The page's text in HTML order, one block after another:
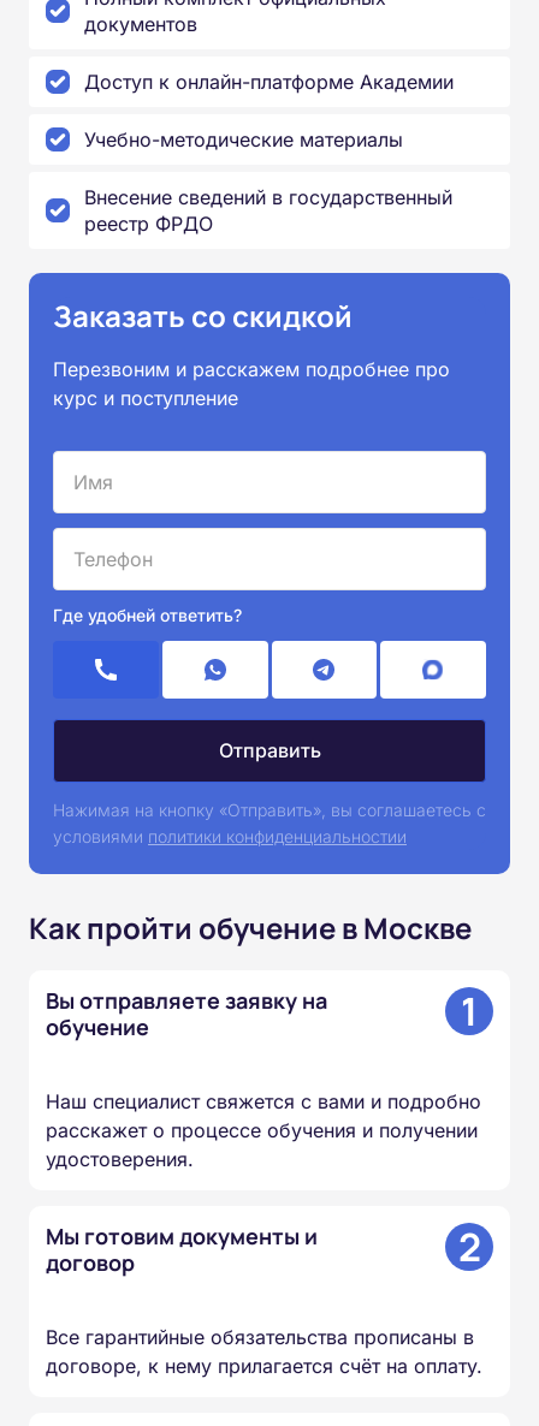
документов
Доступ к онлайн-платформе Академии
Учебно-методические материалы
Внесение сведений в государственный
реестр ФРДО
Заказать со скидкой
Перезвоним и расскажем подробнее про
курс и поступление
Где удобней ответить?
Нажимая на кнопку «Отправить», вы соглашаетесь с
условиями политики конфиденциальностии
Как пройти обучение в Москве
Вы отправляете заявку на
обучение
1
Наш специалист свяжется с вами и подробно
расскажет о процессе обучения и получении
удостоверения.
Мы готовим документы и
договор
2
Все гарантийные обязательства прописаны в
договоре, к нему прилагается счёт на оплату.